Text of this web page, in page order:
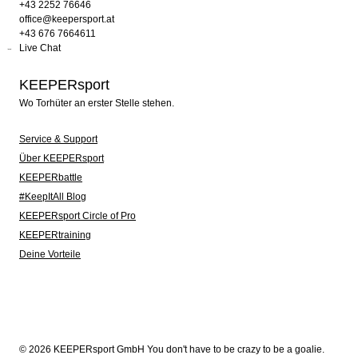
+43 2252 76646
office@keepersport.at
+43 676 7664611
Live Chat
KEEPERsport
Wo Torhüter an erster Stelle stehen.
Service & Support
Über KEEPERsport
KEEPERbattle
#KeepItAll Blog
KEEPERsport Circle of Pro
KEEPERtraining
Deine Vorteile
© 2026 KEEPERsport GmbH You don't have to be crazy to be a goalie.